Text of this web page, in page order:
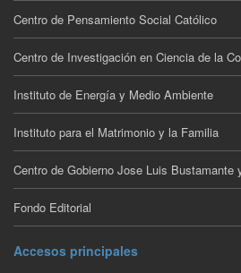
Centro de Pensamiento Social Católico
Centro de Investigación en Ciencia de la
Instituto de Energía y Medio Ambiente
Instituto para el Matrimonio y la Familia
Centro de Gobierno Jose Luis Bustamante
Fondo Editorial
Accesos principales